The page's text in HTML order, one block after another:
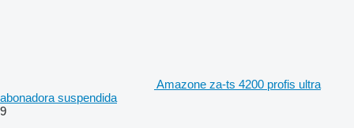
Amazone za-ts 4200 profis ultra
abonadora suspendida
9